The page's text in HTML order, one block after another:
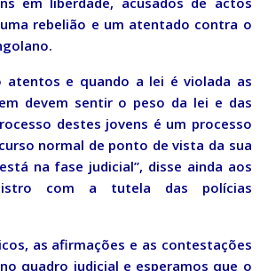
rebelião e um atentado contra o
atentos e quando a lei é violada as
devem sentir o peso da lei e das
destes jovens é um processo
normal de ponto de vista da sua
na fase judicial”, disse ainda aos
com a tutela das polícias
as afirmações e as contestações
quadro judicial e esperamos que o